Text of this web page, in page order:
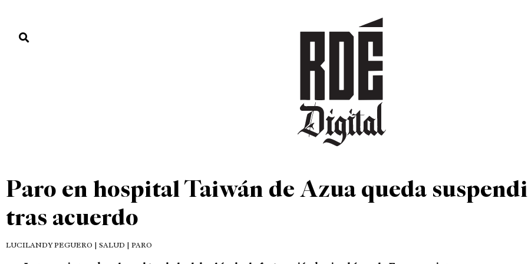
DEPORTES CULTURA ENTRETENIMIENTO
Paro en hospital Taiwán de Azua queda
tras acuerdo
LUCILANDY PEGUERO | SALUD | PARO